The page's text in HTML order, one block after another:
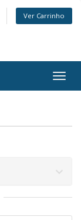
Ver Carrinho